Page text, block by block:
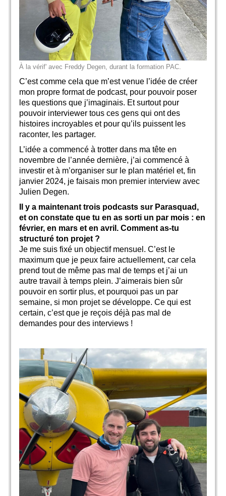
À la vérif' avec Freddy Degen, durant la formation PAC.
C’est comme cela que m’est venue l’idée de créer
mon propre format de podcast, pour pouvoir poser
les questions que j’imaginais. Et surtout pour
pouvoir interviewer tous ces gens qui ont des
histoires incroyables et pour qu’ils puissent les
raconter, les partager.
L’idée a commencé à trotter dans ma tête en
novembre de l’année dernière, j’ai commencé à
investir et à m’organiser sur le plan matériel et, fin
janvier 2024, je faisais mon premier interview avec
Julien Degen.
Il y a maintenant trois podcasts sur Parasquad,
et on constate que tu en as sorti un par mois : en
février, en mars et en avril. Comment as-tu
structuré ton projet ?
Je me suis fixé un objectif mensuel. C’est le
maximum que je peux faire actuellement, car cela
prend tout de même pas mal de temps et j’ai un
autre travail à temps plein. J’aimerais bien sûr
pouvoir en sortir plus, et pourquoi pas un par
semaine, si mon projet se développe. Ce qui est
certain, c’est que je reçois déjà pas mal de
demandes pour des interviews !